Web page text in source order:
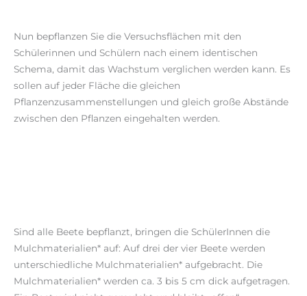
Nun bepflanzen Sie die Versuchsflächen mit den
Schülerinnen und Schülern nach einem identischen
Schema, damit das Wachstum verglichen werden kann. Es
sollen auf jeder Fläche die gleichen
Pflanzenzusammenstellungen und gleich große Abstände
zwischen den Pflanzen eingehalten werden.
Sind alle Beete bepflanzt, bringen die SchülerInnen die
Mulchmaterialien* auf: Auf drei der vier Beete werden
unterschiedliche Mulchmaterialien* aufgebracht. Die
Mulchmaterialien* werden ca. 3 bis 5 cm dick aufgetragen.